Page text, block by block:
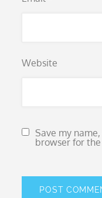
Website
Save my
browser for